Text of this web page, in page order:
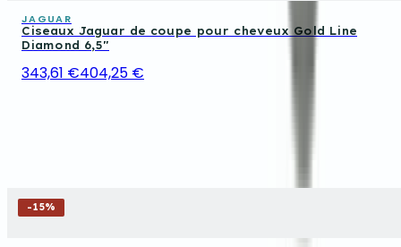
JAGUAR
Ciseaux Jaguar de coupe pour cheveux Gold Line
Diamond 6,5"
343,61 €404,25 €
-15%